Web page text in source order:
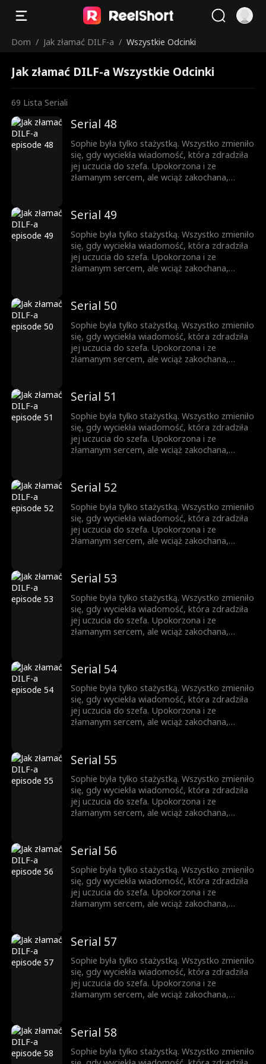
Dom / Jak złamać DILF-a / Wszystkie Odcinki
Jak złamać DILF-a Wszystkie Odcinki
69 Lista Seriali
Serial 48
Sophie była tylko stażystką. Wszystko zmieniło
się, gdy wyciekła wiadomość, która zdradziła
jej uczucia do szefa. Upokorzona i ze
złamanym sercem, ale wciąż zakochana,
mieszkają razem. Nocą ich spojrzenia stają się
coraz bardziej odważne, a sekrety coraz
trudniejsze do ukrycia. Ona jest córką jego
najlepszego przyjaciela, a on mężczyzną, o
którym ona nie może przestać myśleć. Pokusa
nigdy nie była w jej planach.
Serial 49
Sophie była tylko stażystką. Wszystko zmieniło
się, gdy wyciekła wiadomość, która zdradziła
jej uczucia do szefa. Upokorzona i ze
złamanym sercem, ale wciąż zakochana,
mieszkają razem. Nocą ich spojrzenia stają się
coraz bardziej odważne, a sekrety coraz
trudniejsze do ukrycia. Ona jest córką jego
najlepszego przyjaciela, a on mężczyzną, o
którym ona nie może przestać myśleć. Pokusa
nigdy nie była w jej planach.
Serial 50
Sophie była tylko stażystką. Wszystko zmieniło
się, gdy wyciekła wiadomość, która zdradziła
jej uczucia do szefa. Upokorzona i ze
złamanym sercem, ale wciąż zakochana,
mieszkają razem. Nocą ich spojrzenia stają się
coraz bardziej odważne, a sekrety coraz
trudniejsze do ukrycia. Ona jest córką jego
najlepszego przyjaciela, a on mężczyzną, o
którym ona nie może przestać myśleć. Pokusa
nigdy nie była w jej planach.
Serial 51
Sophie była tylko stażystką. Wszystko zmieniło
się, gdy wyciekła wiadomość, która zdradziła
jej uczucia do szefa. Upokorzona i ze
złamanym sercem, ale wciąż zakochana,
mieszkają razem. Nocą ich spojrzenia stają się
coraz bardziej odważne, a sekrety coraz
trudniejsze do ukrycia. Ona jest córką jego
najlepszego przyjaciela, a on mężczyzną, o
którym ona nie może przestać myśleć. Pokusa
nigdy nie była w jej planach.
Serial 52
Sophie była tylko stażystką. Wszystko zmieniło
się, gdy wyciekła wiadomość, która zdradziła
jej uczucia do szefa. Upokorzona i ze
złamanym sercem, ale wciąż zakochana,
mieszkają razem. Nocą ich spojrzenia stają się
coraz bardziej odważne, a sekrety coraz
trudniejsze do ukrycia. Ona jest córką jego
najlepszego przyjaciela, a on mężczyzną, o
którym ona nie może przestać myśleć. Pokusa
nigdy nie była w jej planach.
Serial 53
Sophie była tylko stażystką. Wszystko zmieniło
się, gdy wyciekła wiadomość, która zdradziła
jej uczucia do szefa. Upokorzona i ze
złamanym sercem, ale wciąż zakochana,
mieszkają razem. Nocą ich spojrzenia stają się
coraz bardziej odważne, a sekrety coraz
trudniejsze do ukrycia. Ona jest córką jego
najlepszego przyjaciela, a on mężczyzną, o
którym ona nie może przestać myśleć. Pokusa
nigdy nie była w jej planach.
Serial 54
Sophie była tylko stażystką. Wszystko zmieniło
się, gdy wyciekła wiadomość, która zdradziła
jej uczucia do szefa. Upokorzona i ze
złamanym sercem, ale wciąż zakochana,
mieszkają razem. Nocą ich spojrzenia stają się
coraz bardziej odważne, a sekrety coraz
trudniejsze do ukrycia. Ona jest córką jego
najlepszego przyjaciela, a on mężczyzną, o
którym ona nie może przestać myśleć. Pokusa
nigdy nie była w jej planach.
Serial 55
Sophie była tylko stażystką. Wszystko zmieniło
się, gdy wyciekła wiadomość, która zdradziła
jej uczucia do szefa. Upokorzona i ze
złamanym sercem, ale wciąż zakochana,
mieszkają razem. Nocą ich spojrzenia stają się
coraz bardziej odważne, a sekrety coraz
trudniejsze do ukrycia. Ona jest córką jego
najlepszego przyjaciela, a on mężczyzną, o
którym ona nie może przestać myśleć. Pokusa
nigdy nie była w jej planach.
Serial 56
Sophie była tylko stażystką. Wszystko zmieniło
się, gdy wyciekła wiadomość, która zdradziła
jej uczucia do szefa. Upokorzona i ze
złamanym sercem, ale wciąż zakochana,
mieszkają razem. Nocą ich spojrzenia stają się
coraz bardziej odważne, a sekrety coraz
trudniejsze do ukrycia. Ona jest córką jego
najlepszego przyjaciela, a on mężczyzną, o
którym ona nie może przestać myśleć. Pokusa
nigdy nie była w jej planach.
Serial 57
Sophie była tylko stażystką. Wszystko zmieniło
się, gdy wyciekła wiadomość, która zdradziła
jej uczucia do szefa. Upokorzona i ze
złamanym sercem, ale wciąż zakochana,
mieszkają razem. Nocą ich spojrzenia stają się
coraz bardziej odważne, a sekrety coraz
trudniejsze do ukrycia. Ona jest córką jego
Serial 58
Sophie była tylko stażystką. Wszystko zmieniło